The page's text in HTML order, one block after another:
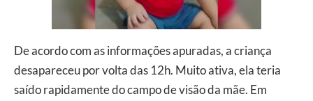
De acordo com as informações apuradas, a criança
desapareceu por volta das 12h. Muito ativa, ela teria
saído rapidamente do campo de visão da mãe. Em